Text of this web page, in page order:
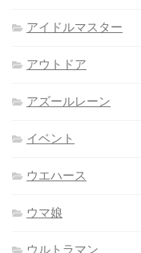
アイドルマスター
アウトドア
アズールレーン
イベント
ウエハース
ウマ娘
ウルトラマン